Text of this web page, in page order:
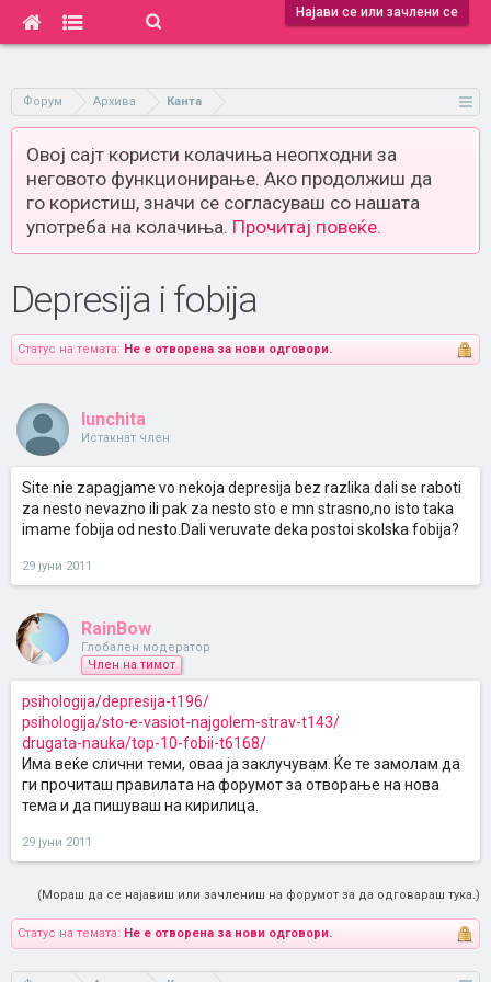
Најави се или зачлени се
Форум Архива Канта
Овој сајт користи колачиња неопходни за
неговото функционирање. Ако продолжиш да
го користиш, значи се согласуваш со нашата
употреба на колачиња. Прочитај повеќе.
Depresija i fobija
Статус на темата: Не е отворена за нови одговори.
lunchita
Истакнат член
Site nie zapagjame vo nekoja depresija bez razlika dali se raboti
za nesto nevazno ili pak za nesto sto e mn strasno,no isto taka
imame fobija od nesto.Dali veruvate deka postoi skolska fobija?
29 јуни 2011
RainBow
Глобален модератор
Член на тимот
psihologija/depresija-t196/
psihologija/sto-e-vasiot-najgolem-strav-t143/
drugata-nauka/top-10-fobii-t6168/
Има веќе слични теми, оваа ја заклучувам. Ќе те замолам да
ги прочиташ правилата на форумот за отворање на нова
тема и да пишуваш на кирилица.
29 јуни 2011
(Мораш да се најавиш или зачлениш на форумот за да одговараш тука.)
Статус на темата: Не е отворена за нови одговори.